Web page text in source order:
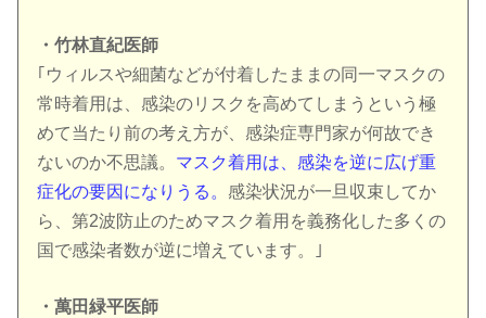
・竹林直紀医師
｢ウィルスや細菌などが付着したままの同一マスクの
常時着用は、感染のリスクを高めてしまうという極
めて当たり前の考え方が、感染症専門家が何故でき
ないのか不思議。 マスク着用は、感染を逆に広げ重
症化の要因になりうる。 感染状況が一旦収束してか
ら、第2波防止のためマスク着用を義務化した多くの
国で感染者数が逆に増えています。｣
・萬田緑平医師